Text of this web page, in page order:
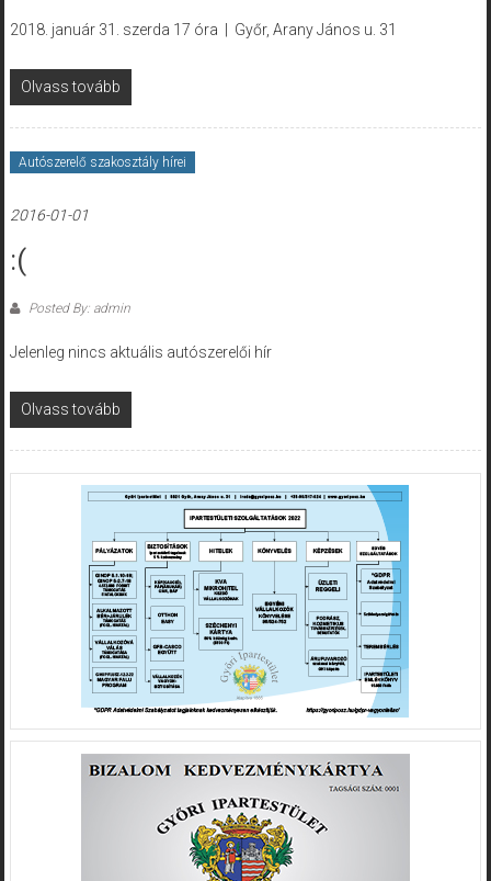
2018. január 31. szerda 17 óra | Győr, Arany János u. 31
Olvass tovább
Autószerelő szakosztály hírei
2016-01-01
:(
Posted By: admin
Jelenleg nincs aktuális autószerelői hír
Olvass tovább